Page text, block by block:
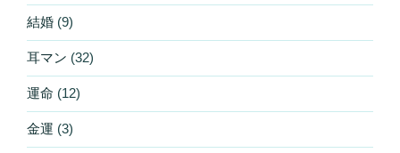
結婚 (9)
耳マン (32)
運命 (12)
金運 (3)